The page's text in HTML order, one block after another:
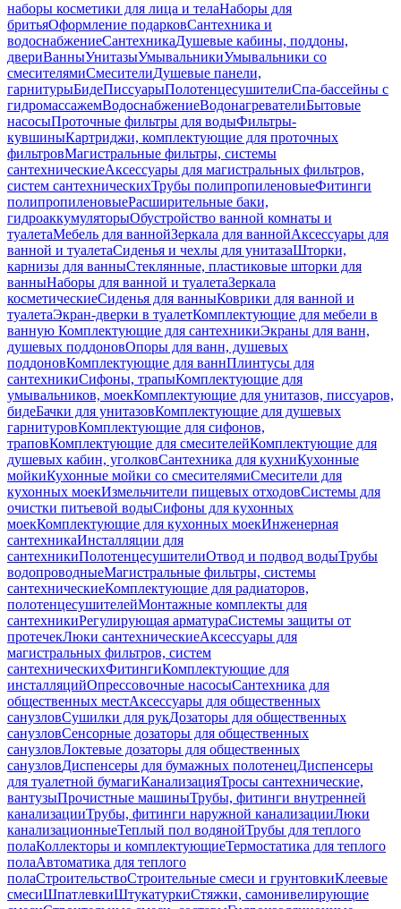
наборы косметики для лица и телаНаборы для
бритьяОформление подарковСантехника и
водоснабжениеСантехникаДушевые кабины, поддоны,
двериВанныУнитазыУмывальникиУмывальники со
смесителямиСмесителиДушевые панели,
гарнитурыБидеПиссуарыПолотенцесушителиСпа-бассейны с
гидромассажемВодоснабжениеВодонагревателиБытовые
насосыПроточные фильтры для водыФильтры-
кувшиныКартриджи, комплектующие для проточных
фильтровМагистральные фильтры, системы
сантехническиеАксессуары для магистральных фильтров,
систем сантехническихТрубы полипропиленовыеФитинги
полипропиленовыеРасширительные баки,
гидроаккумуляторыОбустройство ванной комнаты и
туалетаМебель для ваннойЗеркала для ваннойАксессуары для
ванной и туалетаСиденья и чехлы для унитазаШторки,
карнизы для ванныСтеклянные, пластиковые шторки для
ванныНаборы для ванной и туалетаЗеркала
косметическиеСиденья для ванныКоврики для ванной и
туалетаЭкран-дверки в туалетКомплектующие для мебели в
ванную Комплектующие для сантехникиЭкраны для ванн,
душевых поддоновОпоры для ванн, душевых
поддоновКомплектующие для ваннПлинтусы для
сантехникиСифоны, трапыКомплектующие для
умывальников, моекКомплектующие для унитазов, писсуаров,
бидеБачки для унитазовКомплектующие для душевых
гарнитуровКомплектующие для сифонов,
траповКомплектующие для смесителейКомплектующие для
душевых кабин, уголковСантехника для кухниКухонные
мойкиКухонные мойки со смесителямиСмесители для
кухонных моекИзмельчители пищевых отходовСистемы для
очистки питьевой водыСифоны для кухонных
моекКомплектующие для кухонных моекИнженерная
сантехникаИнсталляции для
сантехникиПолотенцесушителиОтвод и подвод водыТрубы
водопроводныеМагистральные фильтры, системы
сантехническиеКомплектующие для радиаторов,
полотенцесушителейМонтажные комплекты для
сантехникиРегулирующая арматураСистемы защиты от
протечекЛюки сантехническиеАксессуары для
магистральных фильтров, систем
сантехническихФитингиКомплектующие для
инсталляцийОпрессовочные насосыСантехника для
общественных местАксессуары для общественных
санузловСушилки для рукДозаторы для общественных
санузловСенсорные дозаторы для общественных
санузловЛоктевые дозаторы для общественных
санузловДиспенсеры для бумажных полотенецДиспенсеры
для туалетной бумагиКанализацияТросы сантехнические,
вантузыПрочистные машиныТрубы, фитинги внутренней
канализацииТрубы, фитинги наружной канализацииЛюки
канализационныеТеплый пол водянойТрубы для теплого
полаКоллекторы и комплектующиеТермостатика для теплого
полаАвтоматика для теплого
полаСтроительствоСтроительные смеси и грунтовкиКлеевые
смесиШпатлевкиШтукатуркиСтяжки, самонивелирующие